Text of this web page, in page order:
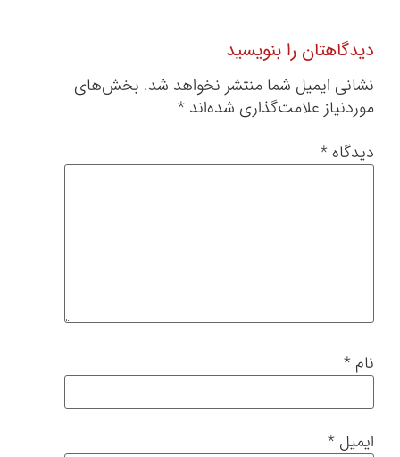
دیدگاهتان را بنویسید
نشانی ایمیل شما منتشر نخواهد شد. بخش‌های
موردنیاز علامت‌گذاری شده‌اند*
دیدگاه*
نام*
ایمیل*